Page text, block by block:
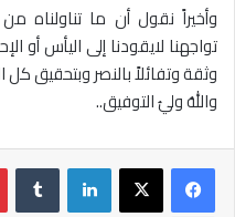
وأخيراً نقول أن ما تناولناه
تواجهنا لايقودنا إلى اليأس أو
وثقة وتفائلاً بالنصر وبتحقيق
واللهُ وليُ التوفيق..
لينكدإن